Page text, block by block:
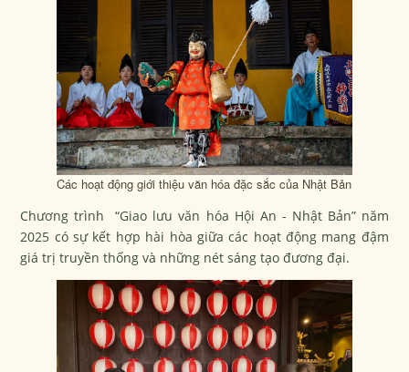
Các hoạt động giới thiệu văn hóa đặc sắc của Nhật Bản
Chương trình “Giao lưu văn hóa Hội An - Nhật Bản” năm
2025 có sự kết hợp hài hòa giữa các hoạt động mang đậm
giá trị truyền thống và những nét sáng tạo đương đại.